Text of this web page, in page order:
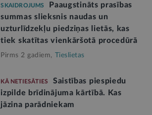
SKAIDROJUMS
Paaugstināts prasības
summas slieksnis naudas un
uzturlīdzekļu piedziņas lietās, kas
tiek skatītas vienkāršotā procedūrā
Pirms 2 gadiem, Tieslietas
KĀ NETIESĀTIES
Saistības piespiedu
izpilde brīdinājuma kārtībā. Kas
jāzina parādniekam